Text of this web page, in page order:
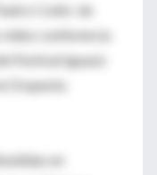
Colón de
conferencia
Festival Iguazú
Orquesta
en